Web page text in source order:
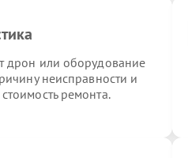
дрон или оборудование
неисправности и
ремонта.